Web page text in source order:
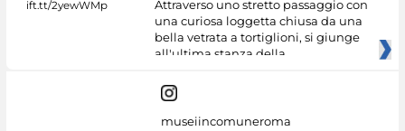
Attraverso uno stretto passaggio con
una curiosa loggetta chiusa da una
bella vetrata a tortiglioni, si giunge
all'ultima stanza della
museiincomuneroma